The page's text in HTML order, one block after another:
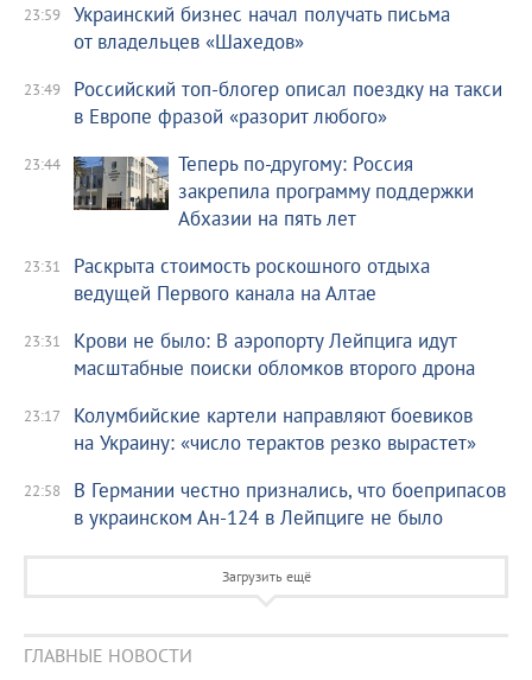
23:59
Украинский бизнес начал получать письма
от владельцев «Шахедов»
23:49
Российский топ-блогер описал поездку на такси
в Европе фразой «разорит любого»
23:44
Теперь по-другому: Россия
закрепила программу поддержки
Абхазии на пять лет
23:31
Раскрыта стоимость роскошного отдыха
ведущей Первого канала на Алтае
23:31
Крови не было: В аэропорту Лейпцига идут
масштабные поиски обломков второго дрона
23:17
Колумбийские картели направляют боевиков
на Украину: «число терактов резко вырастет»
22:58
В Германии честно признались, что боеприпасов
в украинском Ан-124 в Лейпциге не было
Загрузить ещё
ГЛАВНЫЕ НОВОСТИ